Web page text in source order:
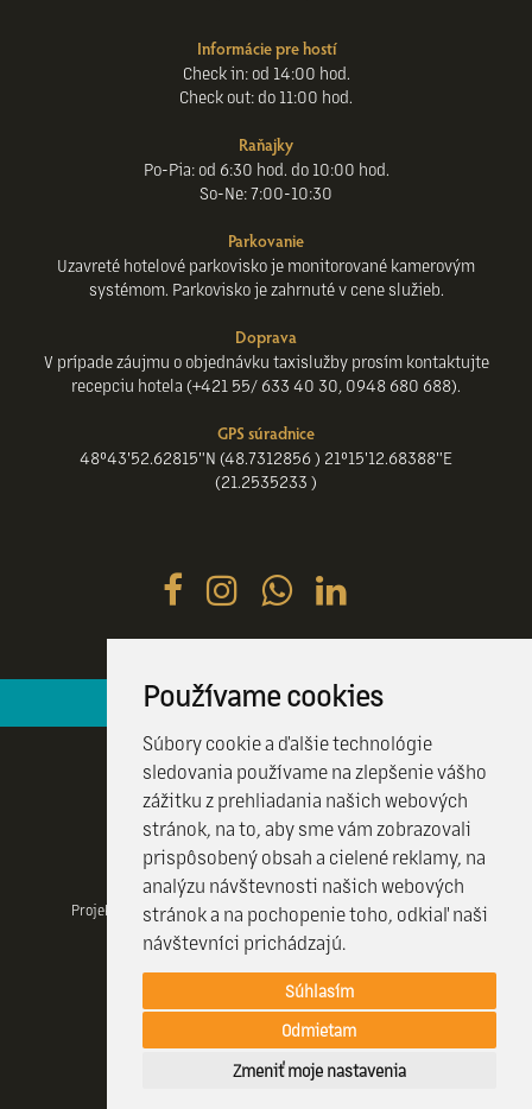
Používame cookies
Súbory cookie a ďalšie technológie
sledovania používame na zlepšenie vášho
zážitku z prehliadania našich webových
stránok, na to, aby sme vám zobrazovali
prispôsobený obsah a cielené reklamy, na
analýzu návštevnosti našich webových
stránok a na pochopenie toho, odkiaľ naši
návštevníci prichádzajú.
Súhlasím
Odmietam
Zmeniť moje nastavenia
Informácie pre hostí
Check in: od 14:00 hod.
Check out: do 11:00 hod.
Raňajky
Po-Pia: od 6:30 hod. do 10:00 hod.
So-Ne: 7:00-10:30
Parkovanie
Uzavreté hotelové parkovisko je monitorované kamerovým
systémom. Parkovisko je zahrnuté v cene služieb.
Doprava
V prípade záujmu o objednávku taxislužby prosím kontaktujte
recepciu hotela (+421 55/ 633 40 30, 0948 680 688).
GPS súradnice
48°43'52.62815"N (48.7312856 ) 21°15'12.68388"E
(21.2535233 )
Hotelová recepcia je k vašim službám 24 / 7
Projekt realizovany vďaka Visit Kosice a projektu CulTourData a
financovany programom COSME EÚ.
Created by Efektivny marketing
REZERVOVAŤ